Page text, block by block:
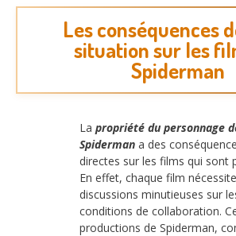
Les conséquences
situation sur les
Spiderman
La propriété du personnage
Spiderman a des
directes sur les films qui sont
En effet, chaque film
discussions minutieuses sur
conditions de collaboration.
productions de Spiderman,